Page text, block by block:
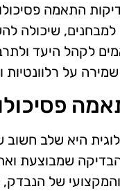
התאמה
שיכולה
לקהל היעד
על רלוונטיות
היא שלב
הבדיקה שמבוצעת
של הנבדק,